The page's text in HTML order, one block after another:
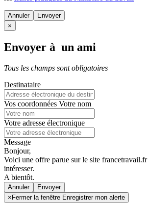
Annuler
×
Envoyer à un ami
Tous les champs sont obligatoires
Destinataire
Vos coordonnées Votre nom
Votre adresse électronique
Message
Bonjour,
Voici une offre parue sur le site
intéresser.
A bientôt.
Annuler
×Fermer la fenêtre Enregistrer mon alerte